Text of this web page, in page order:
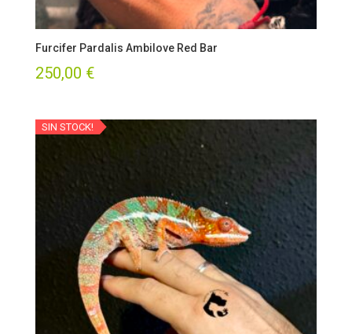
Furcifer Pardalis Ambilove Red Bar
250,00 €
SIN STOCK!